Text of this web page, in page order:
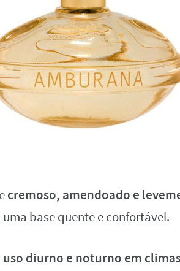
cremoso, amendoado e
uma base quente e confortável.
diurno e noturno em